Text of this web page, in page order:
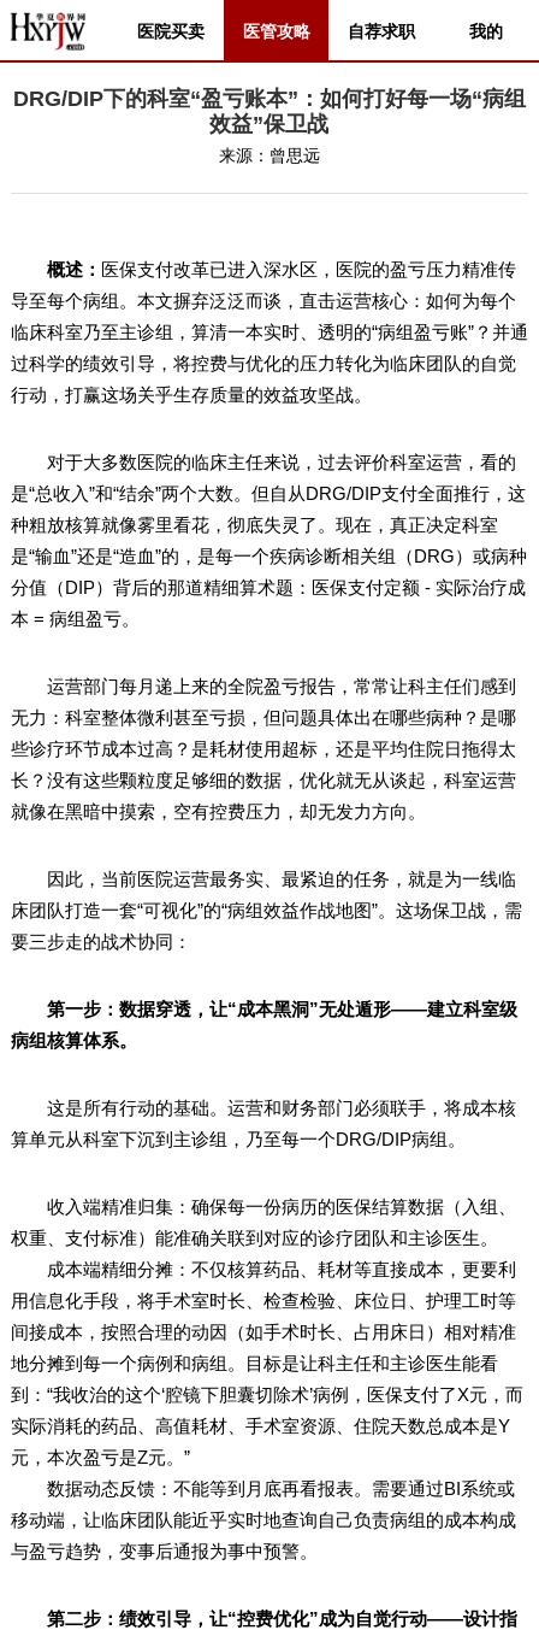
医院买卖 医管攻略 自荐求职 我的
DRG/DIP下的科室“盈亏账本”：如何打好每一场“病组
效益”保卫战
来源： 曾思远
概述： 医保支付改革已进入深水区，医院的盈亏压力精准传
导至每个病组。本文摒弃泛泛而谈，直击运营核心：如何为每个
临床科室乃至主诊组，算清一本实时、透明的“病组盈亏账”？并通
过科学的绩效引导，将控费与优化的压力转化为临床团队的自觉
行动，打赢这场关乎生存质量的效益攻坚战。
对于大多数医院的临床主任来说，过去评价科室运营，看的
是“总收入”和“结余”两个大数。但自从DRG/DIP支付全面推行，这
种粗放核算就像雾里看花，彻底失灵了。现在，真正决定科室
是“输血”还是“造血”的，是每一个疾病诊断相关组（DRG）或病种
分值（DIP）背后的那道精细算术题：医保支付定额 - 实际治疗成
本 = 病组盈亏。
运营部门每月递上来的全院盈亏报告，常常让科主任们感到
无力：科室整体微利甚至亏损，但问题具体出在哪些病种？是哪
些诊疗环节成本过高？是耗材使用超标，还是平均住院日拖得太
长？没有这些颗粒度足够细的数据，优化就无从谈起，科室运营
就像在黑暗中摸索，空有控费压力，却无发力方向。
因此，当前医院运营最务实、最紧迫的任务，就是为一线临
床团队打造一套“可视化”的“病组效益作战地图”。这场保卫战，需
要三步走的战术协同：
第一步：数据穿透，让“成本黑洞”无处遁形——建立科室级
病组核算体系。
这是所有行动的基础。运营和财务部门必须联手，将成本核
算单元从科室下沉到主诊组，乃至每一个DRG/DIP病组。
收入端精准归集：确保每一份病历的医保结算数据（入组、
权重、支付标准）能准确关联到对应的诊疗团队和主诊医生。
成本端精细分摊：不仅核算药品、耗材等直接成本，更要利
用信息化手段，将手术室时长、检查检验、床位日、护理工时等
间接成本，按照合理的动因（如手术时长、占用床日）相对精准
地分摊到每一个病例和病组。目标是让科主任和主诊医生能看
到：“我收治的这个‘腔镜下胆囊切除术’病例，医保支付了X元，而
实际消耗的药品、高值耗材、手术室资源、住院天数总成本是Y
元，本次盈亏是Z元。”
数据动态反馈：不能等到月底再看报表。需要通过BI系统或
移动端，让临床团队能近乎实时地查询自己负责病组的成本构成
与盈亏趋势，变事后通报为事中预警。
第二步：绩效引导，让“控费优化”成为自觉行动——设计指